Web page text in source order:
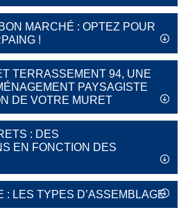
MARCHÉ : OPTEZ POUR
!
TERRASSEMENT 94, UNE
PAYSAGISTE
DE VOTRE MURET
: DES
EN FONCTION DES
: LES TYPES D’ASSEMBLAGE